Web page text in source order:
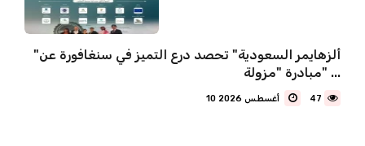
"ألزهايمر السعودية" تحصد درع التميز في سنغافورة عن
مبادرة "مزولة" ...
47